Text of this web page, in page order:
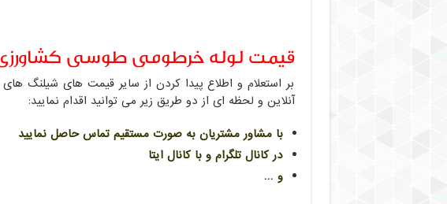
قیمت لوله خرطومی طوسی
بر استعلام و اطلاع پیدا کردن از سایر قیمت های شیلنگ
آنلاین و لحظه ای از دو طریق زیر می توانید اقدام نمایید:
با مشاور مشتریان به صورت مستقیم تماس حاصل نمایید
در کانال تلگرام و با کانال ایتا
و …